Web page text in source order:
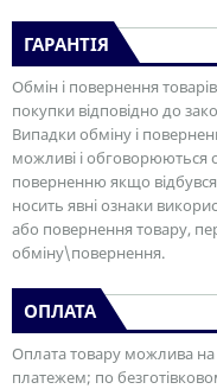
ГАРАНТІЯ
Обмін і повернення
покупки відповідно до
Випадки обміну і
можливі і обговорюються
поверненню якщо
носить явні ознаки
або повернення товару,
обміну\повернення.
ОПЛАТА
Оплата товару можлива
платежем; по